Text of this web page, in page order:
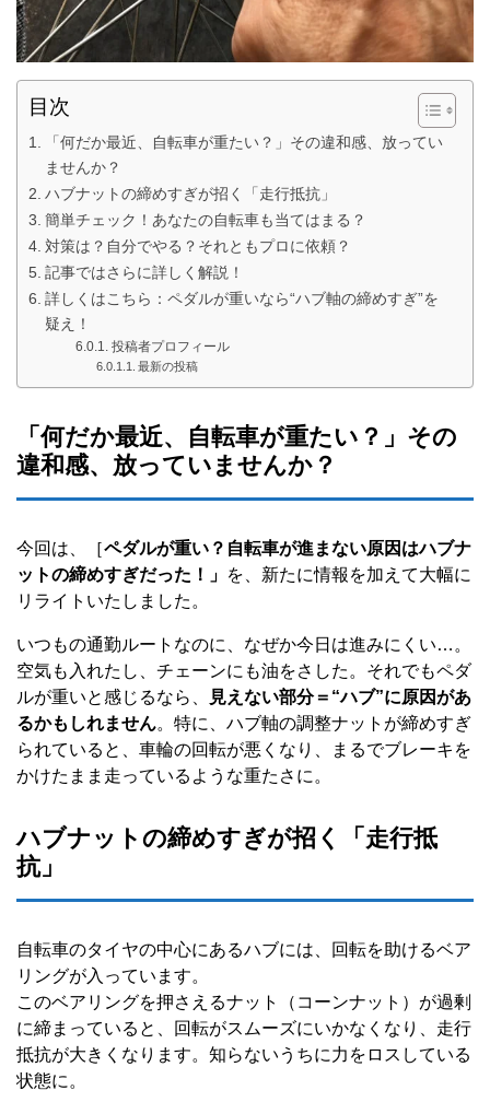
目次
「何だか最近、自転車が重たい？」その違和感、放ってい
ませんか？
ハブナットの締めすぎが招く「走行抵抗」
簡単チェック！あなたの自転車も当てはまる？
対策は？自分でやる？それともプロに依頼？
記事ではさらに詳しく解説！
詳しくはこちら：ペダルが重いなら“ハブ軸の締めすぎ”を
疑え！
投稿者プロフィール
最新の投稿
「何だか最近、自転車が重たい？」その
違和感、放っていませんか？
今回は、［ペダルが重い？自転車が進まない原因はハブナ
ットの締めすぎだった！」 を、新たに情報を加えて大幅に
リライトいたしました。
いつもの通勤ルートなのに、なぜか今日は進みにくい…。
空気も入れたし、チェーンにも油をさした。それでもペダ
ルが重いと感じるなら、
見えない部分＝“ハブ”に原因があ
るかもしれません。特に、ハブ軸の調整ナットが締めすぎ
られていると、車輪の回転が悪くなり、まるでブレーキを
かけたまま走っているような重たさに。
ハブナットの締めすぎが招く「走行抵
抗」
自転車のタイヤの中心にあるハブには、回転を助けるベア
リングが入っています。
このベアリングを押さえるナット（コーンナット）が過剰
に締まっていると、回転がスムーズにいかなくなり、走行
抵抗が大きくなります。知らないうちに力をロスしている
状態に。